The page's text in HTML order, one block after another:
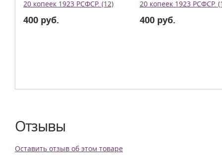
20 копеек 1923 РСФСР. (12)
400 руб.
20 копеек 1923 РСФСР.
400 руб.
Отзывы
Оставить отзыв об этом товаре